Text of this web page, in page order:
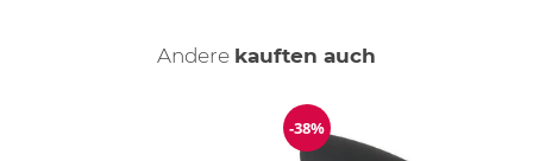
Andere kauften auch
Reduzierung
-38%